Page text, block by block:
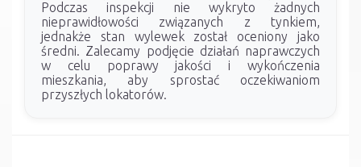
Podczas inspekcji nie wykryto żadnych
nieprawidłowości związanych z tynkiem,
jednakże stan wylewek został oceniony jako
średni. Zalecamy podjęcie działań naprawczych
w celu poprawy jakości i wykończenia
mieszkania, aby sprostać oczekiwaniom
przyszłych lokatorów.